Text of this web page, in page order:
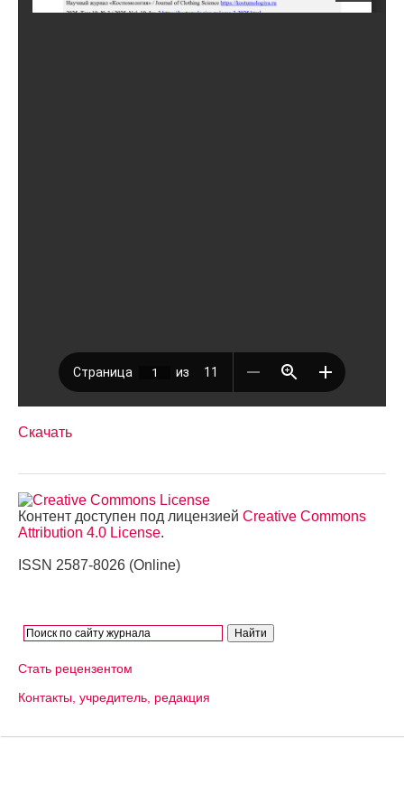
Скачать
Контент доступен под лицензией Creative Commons
Attribution 4.0 License.
ISSN 2587-8026 (Online)
Стать рецензентом
Контакты, учредитель, редакция